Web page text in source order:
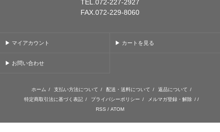
TEL.072-227-2927
FAX.072-229-8060
▶ マイアカウント ▶ カートを見る
▶ お問い合わせ
ホーム / 支払い方法について / 配送・送料について / 返品について /
特定商取引法に基づく表記 / プライバシーポリシー / メルマガ登録・解除 / /
RSS / ATOM